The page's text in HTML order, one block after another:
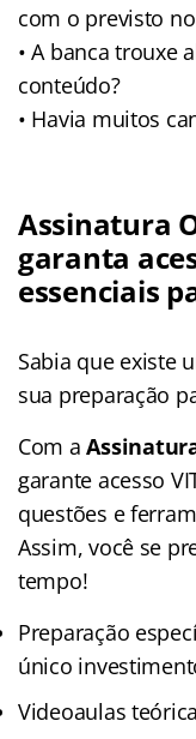
com o previsto
• A banca trouxe
conteúdo?
• Havia muitos
Assinatura
garanta
essenciais
Sabia que existe
sua preparação
Com a
garante acesso
questões e
Assim, você se
tempo!
Preparação
único
Videoaulas